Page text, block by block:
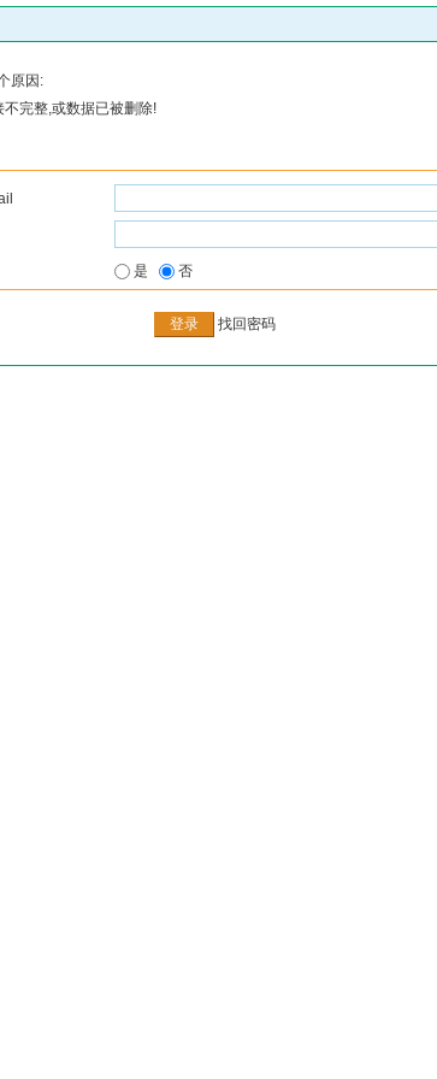
原因:
完整,或数据已被删除!
是 否
找回密码